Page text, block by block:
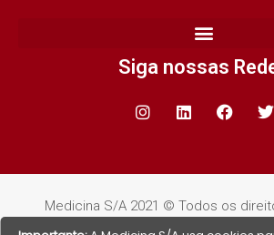
Siga nossas
Medicina S/A 2021 © Todos os